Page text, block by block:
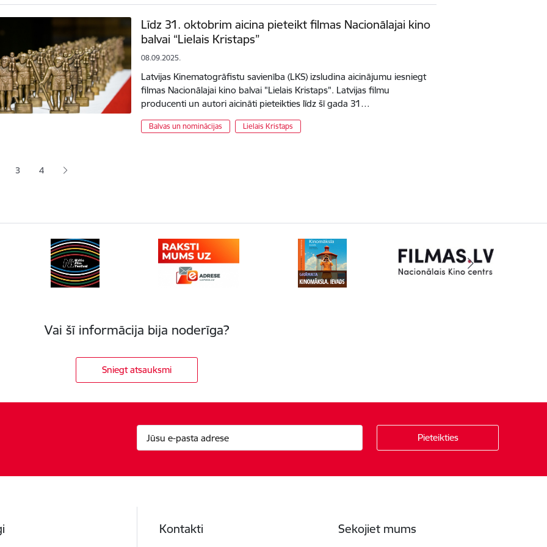
Līdz 31. oktobrim aicina pieteikt filmas Nacionālajai kino
balvai “Lielais Kristaps”
08.09.2025.
Latvijas Kinematogrāfistu savienība (LKS) izsludina aicinājumu iesniegt
filmas Nacionālajai kino balvai "Lielais Kristaps". Latvijas filmu
producenti un autori aicināti pieteikties līdz šī gada 31…
Balvas un nominācijas Lielais Kristaps
lapaLapa
3 Lapa
4
Vai šī informācija bija noderīga?
Sniegt atsauksmi
Kontakti Sekojiet mums